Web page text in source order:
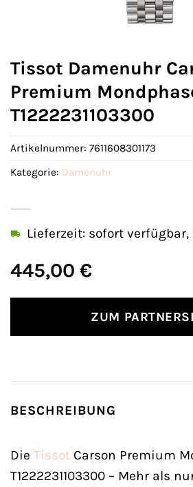
Tissot Damenuhr
Premium
T1222231103300
445,00 €
Lieferzeit: sofort verfügbar,
ZUM
Artikelnummer: 7611608301173
Kategorie: Damenuhr
BESCHREIBUNG
Die Tissot Carson Premium
T1222231103300 – Mehr als